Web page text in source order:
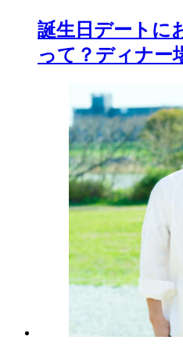
誕生日デートに
って？ディナー